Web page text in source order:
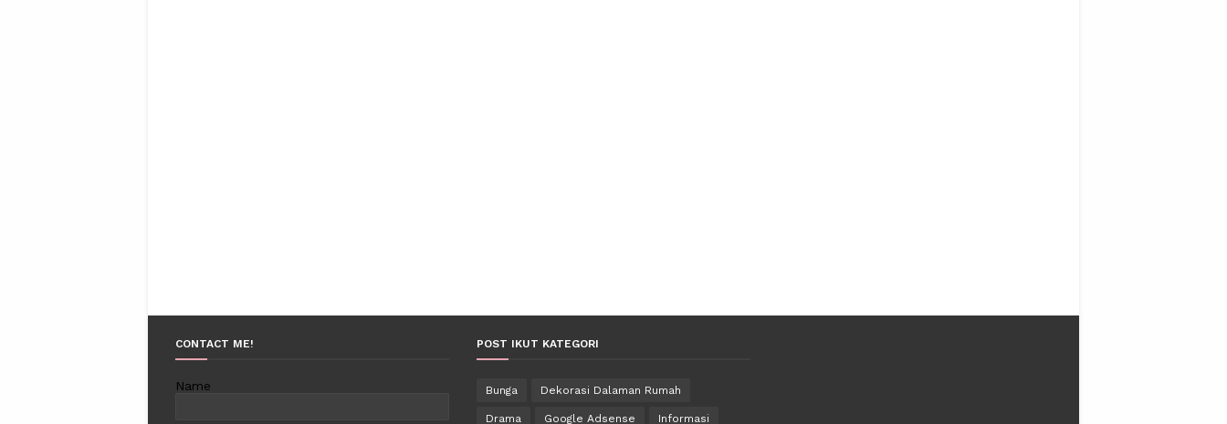
CONTACT ME!
Name
POST IKUT KATEGORI
Bunga Dekorasi Dalaman Rumah
Drama Google Adsense Informasi